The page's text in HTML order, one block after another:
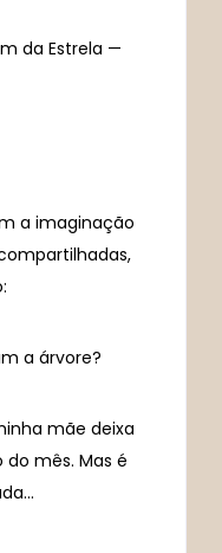
da Estrela —
a imaginação
a árvore?
mãe deixa
mês. Mas é